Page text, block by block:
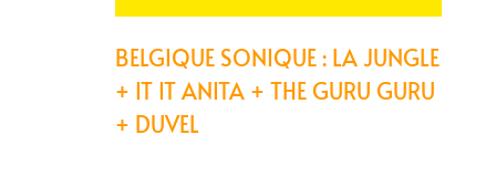
BELGIQUE SONIQUE : LA JUNGLE
+ IT IT ANITA + THE GURU GURU
+ DUVEL